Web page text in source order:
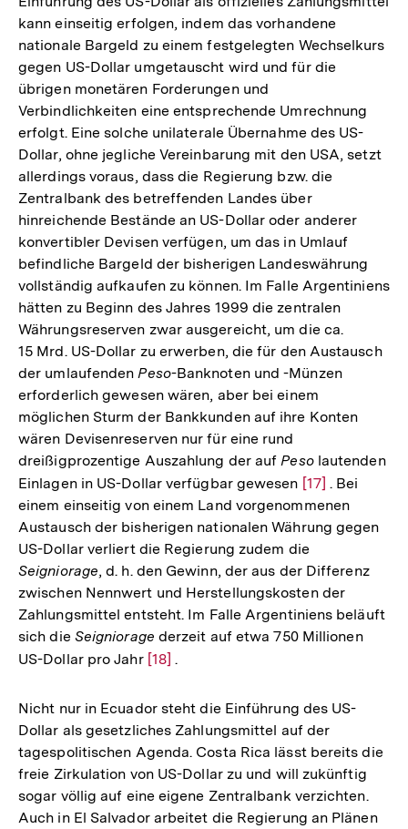
kann einseitig erfolgen, indem das vorhandene
nationale Bargeld zu einem festgelegten Wechselkurs
gegen US-Dollar umgetauscht wird und für die
übrigen monetären Forderungen und
Verbindlichkeiten eine entsprechende Umrechnung
erfolgt. Eine solche unilaterale Übernahme des US-
Dollar, ohne jegliche Vereinbarung mit den USA, setzt
allerdings voraus, dass die Regierung bzw. die
Zentralbank des betreffenden Landes über
hinreichende Bestände an US-Dollar oder anderer
konvertibler Devisen verfügen, um das in Umlauf
befindliche Bargeld der bisherigen Landeswährung
vollständig aufkaufen zu können. Im Falle Argentiniens
hätten zu Beginn des Jahres 1999 die zentralen
Währungsreserven zwar ausgereicht, um die ca.
15 Mrd. US-Dollar zu erwerben, die für den Austausch
der umlaufenden Peso-Banknoten und -Münzen
erforderlich gewesen wären, aber bei einem
möglichen Sturm der Bankkunden auf ihre Konten
wären Devisenreserven nur für eine rund
dreißigprozentige Auszahlung der auf Pesolautenden
Einlagen in US-Dollar verfügbar gewesen Zur
Auflösung
der
Fußnote
[17] . Bei
einem einseitig von einem Land vorgenommenen
Austausch der bisherigen nationalen Währung gegen
US-Dollar verliert die Regierung zudem die
Seigniorage, d. h. den Gewinn, der aus der Differenz
zwischen Nennwert und Herstellungskosten der
Zahlungsmittel entsteht. Im Falle Argentiniens beläuft
sich die Seigniorage derzeit auf etwa 750 Millionen
US-Dollar pro Jahr Zur
der
Fußnote
[18] .
Nicht nur in Ecuador steht die Einführung des US-
Dollar als gesetzliches Zahlungsmittel auf der
tagespolitischen Agenda. Costa Rica lässt bereits die
freie Zirkulation von US-Dollar zu und will zukünftig
sogar völlig auf eine eigene Zentralbank verzichten.
Auch in El Salvador arbeitet die Regierung an Plänen